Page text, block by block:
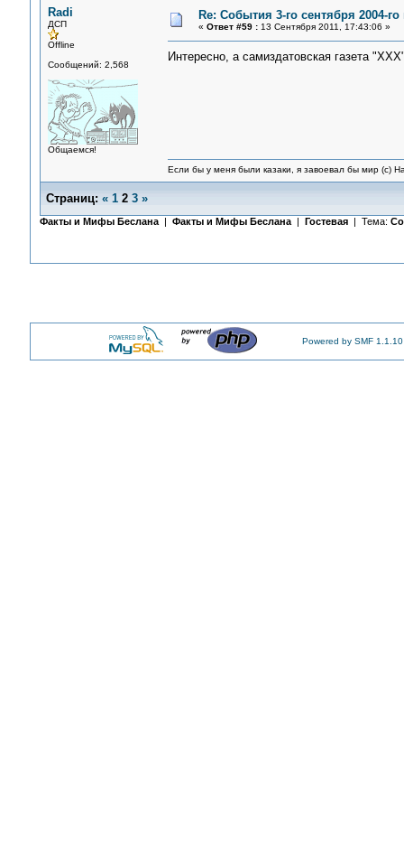
Radi
ДСП
Offline
Сообщений: 2,568
Общаемся!
Re: События 3-го сентября 2004-
« Ответ #59 :13 Сентября 2011, 17:43:06 »
Интересно, а самиздатовская газета
Если бы у меня были казаки, я завоевал бы мир (с)
Страниц: « 1 2 3 »
Факты и Мифы Беслана| Факты и Мифы Беслана| Гостевая | Тема:
Powered by SMF 1.1.10